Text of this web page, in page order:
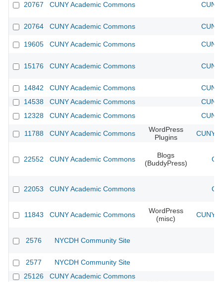
20767 CUNY Academic Commons
20764 CUNY Academic Commons
19605 CUNY Academic Commons
15176 CUNY Academic Commons
14842 CUNY Academic Commons
14538
CUNY Academic Commons
12328
CUNY Academic Commons
11788 CUNY Academic Commons
WordPress
Plugins
CUNY
22552 CUNY Academic Commons
Blogs
(BuddyPress)
22053 CUNY Academic Commons
11843 CUNY Academic Commons
WordPress
(misc)
CUNY
2576 NYCDH Community Site
2577
NYCDH Community Site
25126
CUNY Academic Commons